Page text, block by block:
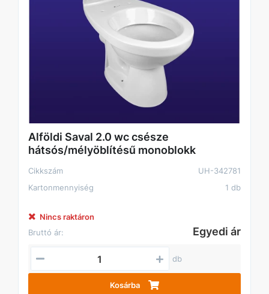
Alföldi Saval 2.0 wc csésze
hátsós/mélyöblítésű monoblokk
Cikkszám
UH-342781
Kartonmennyiség
1 db
Nincs raktáron
Bruttó ár:
Egyedi ár
db
Kosárba